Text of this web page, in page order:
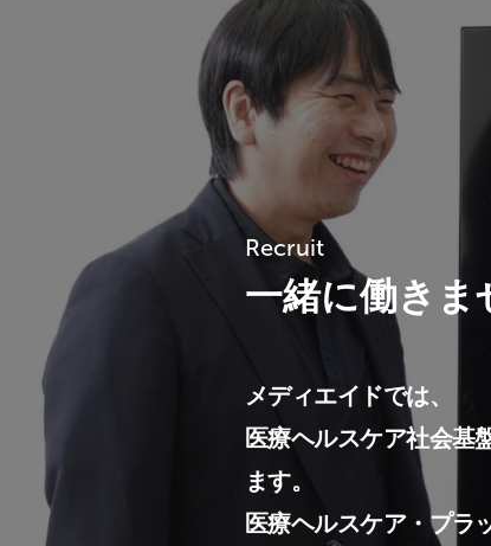
Recruit
一緒に働きま
メディエイドでは、
医療ヘルスケア社会基
ます。
医療ヘルスケア・プラ